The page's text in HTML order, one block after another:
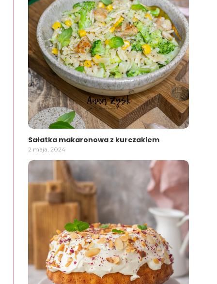
Sałatka makaronowa z kurczakiem
2 maja, 2024